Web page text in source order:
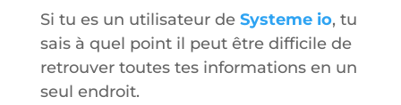
Si tu es un utilisateur de Systeme io, tu
sais à quel point il peut être difficile de
retrouver toutes tes informations en un
seul endroit.